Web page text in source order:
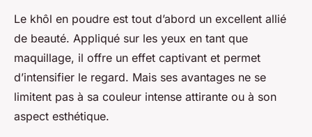
Le khôl en poudre est tout d’abord un excellent allié
de beauté. Appliqué sur les yeux en tant que
maquillage, il offre un effet captivant et permet
d’intensifier le regard. Mais ses avantages ne se
limitent pas à sa couleur intense attirante ou à son
aspect esthétique.